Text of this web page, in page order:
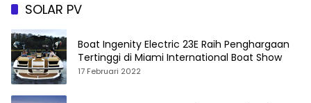
SOLAR PV
Boat Ingenity Electric 23E Raih Penghargaan
Tertinggi di Miami International Boat Show
17 Februari 2022